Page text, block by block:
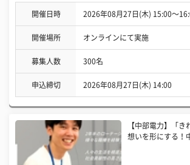
開催日時 2026年08月27日(木) 15:00〜
開催場所 オンラインにて実施
募集人数 300名
申込締切 2026年08月27日(木) 14:00
【中部電力】「き
想いを形にする！